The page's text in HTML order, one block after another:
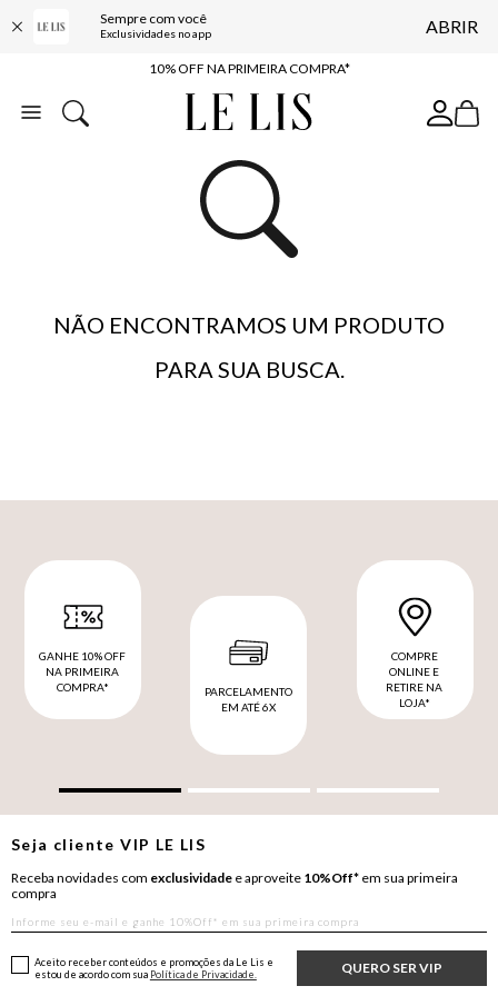
Sempre com você
Exclusividades no app ABRIR
BAIXE O APP
10% OFF NA PRIMEIRA COMPRA*
COMPRE ONLINE E RETIRE EM LOJA*
FRETE GRÁTIS*
BAIXE O APP
10% OFF NA PRIMEIRA COMPRA*
NÃO ENCONTRAMOS UM PRODUTO
PARA SUA BUSCA.
GANHE 10% OFF
NA PRIMEIRA
COMPRA*
PARCELAMENTO
EM ATÉ 6X
COMPRE
ONLINE E
RETIRE NA
LOJA*
Seja clienteVIP LE LIS
Receba novidades com exclusividade e aproveite 10%Off* em sua primeira
compra
QUERO SER VIP
Aceito receber conteúdos e promoções da Le Lis e
estou de acordo com sua Política de Privacidade.